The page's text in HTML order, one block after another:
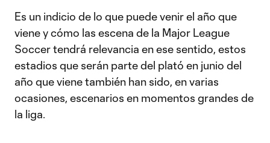
Es un indicio de lo que puede venir el año que
viene y cómo las escena de la Major League
Soccer tendrá relevancia en ese sentido, estos
estadios que serán parte del plató en junio del
año que viene también han sido, en varias
ocasiones, escenarios en momentos grandes de
la liga.